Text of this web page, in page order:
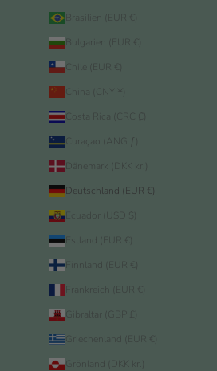
Brasilien (EUR €)
Bulgarien (EUR €)
Chile (EUR €)
China (CNY ¥)
Costa Rica (CRC ₡)
Curaçao (ANG ƒ)
Dänemark (DKK kr.)
Deutschland (EUR €)
Ecuador (USD $)
Estland (EUR €)
Finnland (EUR €)
Frankreich (EUR €)
Gibraltar (GBP £)
Griechenland (EUR €)
Grönland (DKK kr.)